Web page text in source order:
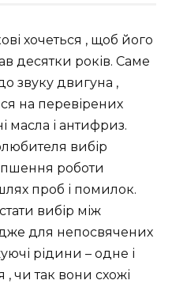
хочеться , щоб його
десятки років. Саме
звуку двигуна ,
на перевірених
масла і антифриз.
вибір
роботи
проб і помилок.
вибір між
для непосвячених
рідини – одне і
, чи так вони схожі